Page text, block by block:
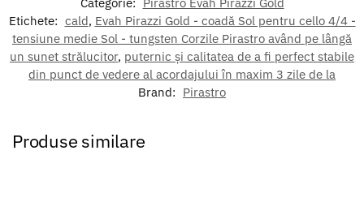
Etichete: cald, Evah Pirazzi Gold - coadă Sol pentru cello 4/4 -
tensiune medie Sol - tungsten Corzile Pirastro având pe lângă
un sunet strălucitor, puternic și calitatea de a fi perfect stabile
din punct de vedere al acordajului în maxim 3 zile de la
Brand: Pirastro
Produse similare